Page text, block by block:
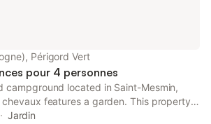
Périgord Vert
pour 4 personnes
campground located in Saint-Mesmin,
features a garden. This property
and free private parking. The
Jardin